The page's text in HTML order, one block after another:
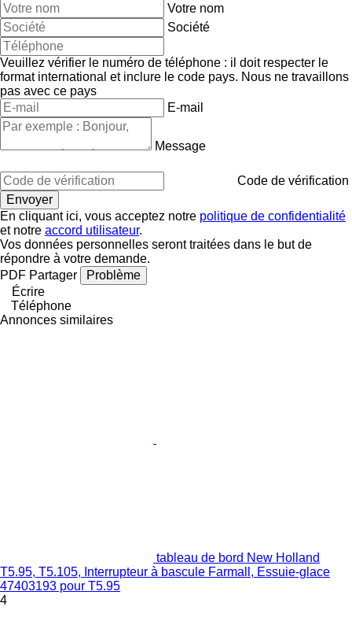
Votre nom
Société
Veuillez vérifier le numéro de téléphone : il doit respecter le
format international et inclure le code pays. Nous ne travaillons
pas avec ce pays
E-mail
Message
Code de vérification
En cliquant ici, vous acceptez notre politique de confidentialité
et notre accord utilisateur.
Vos données personnelles seront traitées dans le but de
répondre à votre demande.
PDF Partager
Problème
Écrire
Téléphone
Annonces similaires
tableau de bord New Holland
T5.95, T5.105, Interrupteur à bascule Farmall, Essuie-glace
47403193 pour T5.95
4